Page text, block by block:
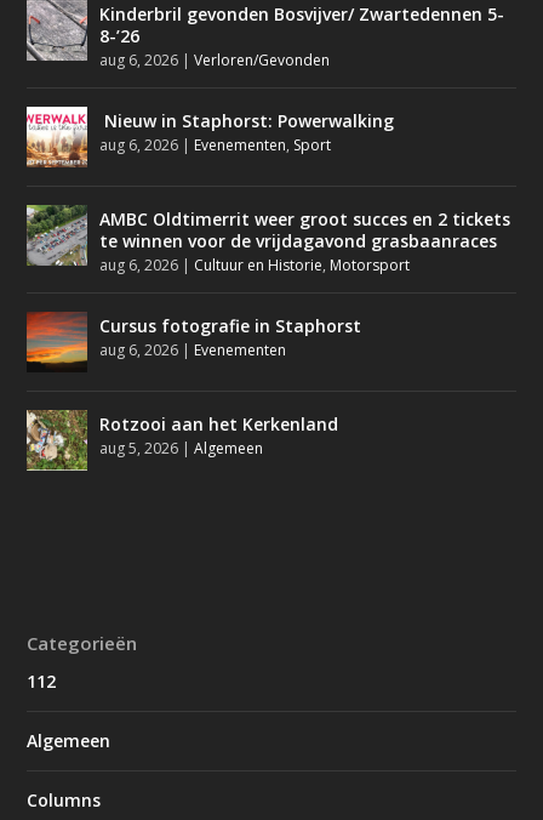
Kinderbril gevonden Bosvijver/ Zwartedennen 5-
8-’26
aug 6, 2026 |Verloren/Gevonden
Nieuw in Staphorst: Powerwalking
aug 6, 2026 | Evenementen, Sport
AMBC Oldtimerrit weer groot succes en 2 tickets
te winnen voor de vrijdagavond grasbaanraces
aug 6, 2026 | Cultuur en Historie, Motorsport
Cursus fotografie in Staphorst
aug 6, 2026 | Evenementen
Rotzooi aan het Kerkenland
aug 5, 2026 |Algemeen
Categorieën
112
Algemeen
Columns